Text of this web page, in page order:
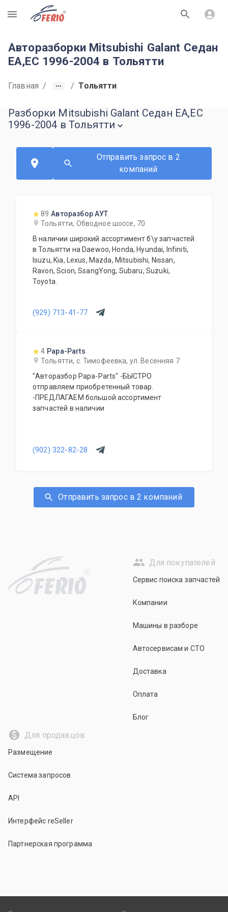
R
Авторазборки Mitsubishi Galant Седан
EA,EC 1996-2004 в Тольятти
Главная / / Тольятти
Разборки Mitsubishi Galant Седан EA,EC
1996-2004 в Тольятти
Отправить запрос в 2
компаний
89 Авторазбор АУТ
Тольятти, Обводное шоссе, 70
В наличии широкий ассортимент б\у запчастей
в Тольятти на Daewoo, Honda, Hyundai, Infiniti,
Isuzu, Kia, Lexus, Mazda, Mitsubishi, Nissan,
Ravon, Scion, SsangYong, Subaru, Suzuki,
Toyota.
(929) 713-41-77
4 Papa-Parts
Тольятти, с. Тимофеевка, ул. Весенняя 7
"Авторазбор Papa-Parts" -БЫСТРО
отправляем приобретенный товар.
-ПРЕДЛАГАЕМ большой ассортимент
запчастей в наличии
(902) 322-82-28
Отправить запрос в 2 компаний
R
Для покупателей
Сервис поиска запчастей
Компании
Машины в разборе
Автосервисам и СТО
Доставка
Оплата
Блог
Для продавцов
Размещение
Система запросов
API
Интерфейс reSeller
Партнерская программа